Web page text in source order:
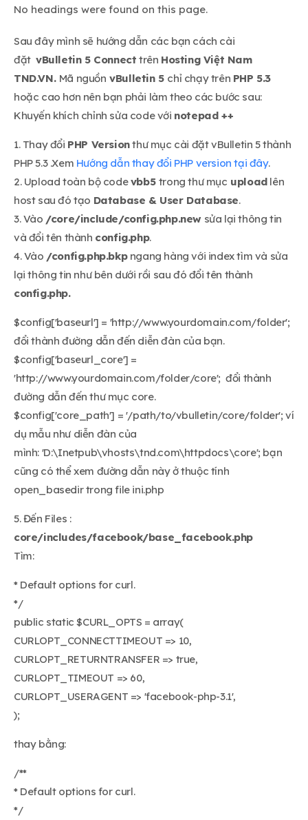
No headings were found on this page.
Sau đây mình sẽ hướng dẫn các bạn cách cài
đặt vBulletin 5 Connect trên Hosting Việt Nam
TND.VN. Mã nguồn vBulletin 5 chỉ chạy trên PHP 5.3
hoặc cao hơn nên bạn phải làm theo các bước sau:
Khuyến khích chỉnh sửa code với notepad ++
1. Thay đổi PHP Versionthư mục cài đặt vBulletin 5 thành
PHP 5.3 .Xem Hướng dẫn thay đổi PHP version tại đây.
2. Upload toàn bộ codevbb5 trong thư mục uploadlên
host sau đó tạo Database & User Database.
3. Vào /core/include/config.php.new sửa lại thông tin
và đổi tên thành config.php.
4. Vào /config.php.bkpngang hàng với index tìm và sửa
lại thông tin như bên dưới rồi sau đó đổi tên thành
config.php.
$config['baseurl'] = 'http://www.yourdomain.com/folder';
đổi thành đường dẫn đến diễn đàn của bạn.
$config['baseurl_core'] =
'http://www.yourdomain.com/folder/core'; đổi thành
đường dẫn đến thư mục core.
$config['core_path'] = '/path/to/vbulletin/core/folder'; ví
dụ mẫu như diễn đàn của
mình: 'D:\Inetpub\vhosts\tnd.com\httpdocs\core'; bạn
cũng có thể xem đường dẫn này ở thuộc tính
open_basedir trong file ini.php
5. Đến Files :
core/includes/facebook/base_facebook.php
Tìm:
* Default options for curl.
*/
public static $CURL_OPTS = array(
CURLOPT_CONNECTTIMEOUT => 10,
CURLOPT_RETURNTRANSFER => true,
CURLOPT_TIMEOUT => 60,
CURLOPT_USERAGENT => 'facebook-php-3.1',
);
thay bằng:
/**
* Default options for curl.
*/